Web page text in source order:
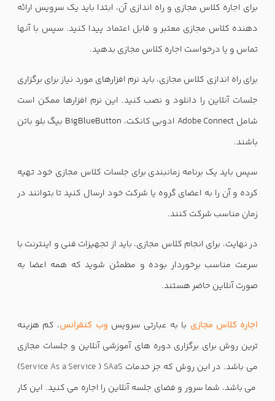
برای اجاره کلاس مجازی و راه اندازی آن، ابتدا باید یک سرویس ارائه
دهنده کلاس مجازی معتبر و قابل اعتماد پیدا کنید. سپس با آنها
تماس و یا درخواست اجاره کلاس مجازی بدهید.
برای راه اندازی کلاس مجازی، باید نرم افزارهای مورد نیاز برای برگزاری
جلسات آنلاین را دانلود و نصب کنید. این نرم افزارها ممکن است
شامل Adobe Connect ادوبی کانکت، BigBlueButton بیگ بلو باتن
باشند.
سپس باید یک برنامه زمانبندی برای جلسات کلاس مجازی خود تهیه
کرده و آن را به اعضای گروه یا شرکت خود ارسال کنید تا بتوانند در
زمان مناسب شرکت کنند.
در نهایت، برای انجام کلاس مجازی، باید از تجهیزات فنی و اینترنت با
سرعت مناسب برخوردار بوده و مطمئن شوید که همه اعضا به
صورت آنلاین حاضر هستند.
اجاره کلاس مجازی با به عبارتی سرویس وب کنفرانس، کم هزینه
ترین روش برای برگزاری دوره های آموزشی آنلاین و جلسات مجازی
می باشد. در این روش که جز خدمات SAaS
(
Service As a Service
)
می باشد، شما سرور و فضای جلسه آنلاین را اجاره می کنید. این کار